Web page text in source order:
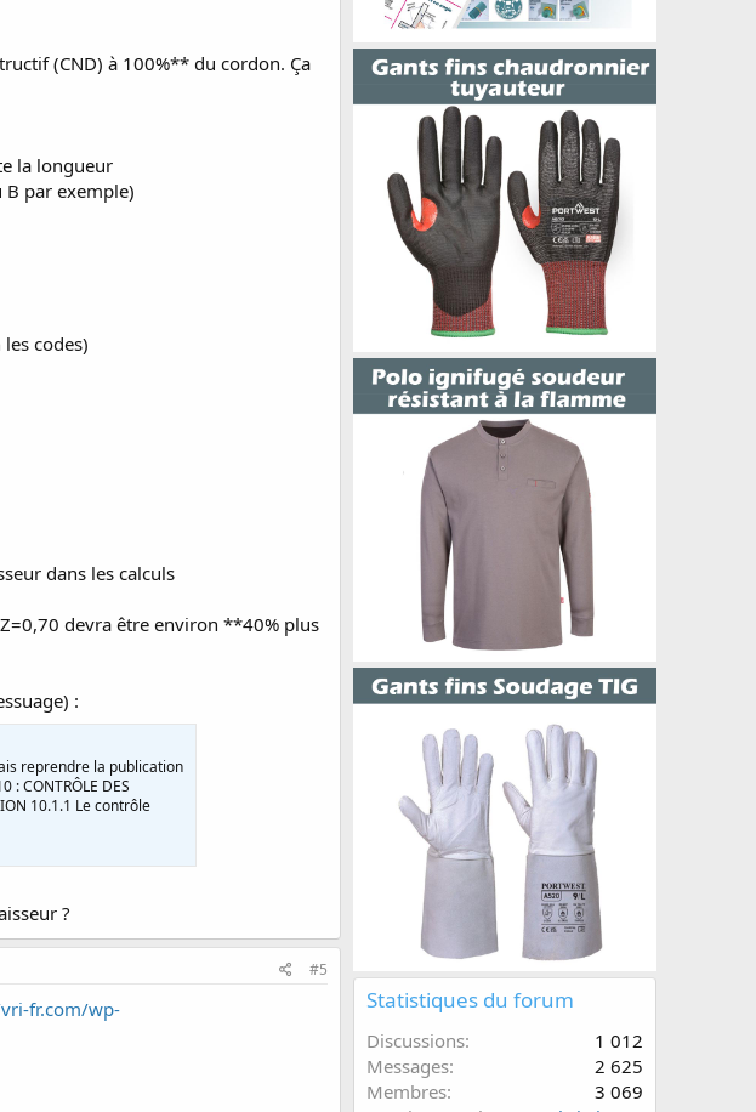
(CND) à 100%** du cordon. Ça
la longueur
B par exemple)
codes)
dans les calculs
devra être environ **40% plus
:
reprendre la publication
: CONTRÔLE DES
10.1.1 Le contrôle
?
#5
fr.com/wp-
Statistiques du forum
Discussions
1 012
Messages
2 625
Membres
3 069